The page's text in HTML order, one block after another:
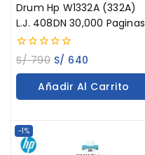
Drum Hp W1332A (332A)
L.J. 408DN 30,000 Paginas
0
out
of
S/790 S/ 640
Añadir Al Carrito
-1%